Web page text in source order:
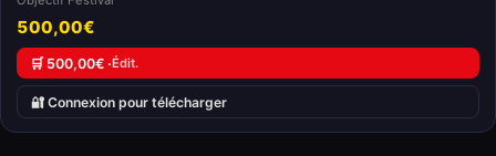
500,00€
🛒 500,00€ ·Édit.
🔐 Connexion pour télécharger